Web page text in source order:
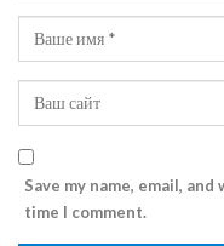
Save my name, email,
time I comment.